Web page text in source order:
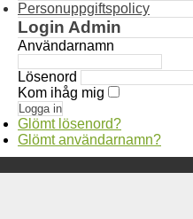
Personuppgiftspolicy
Login Admin
Användarnamn
Lösenord
Kom ihåg mig
Glömt lösenord?
Glömt användarnamn?